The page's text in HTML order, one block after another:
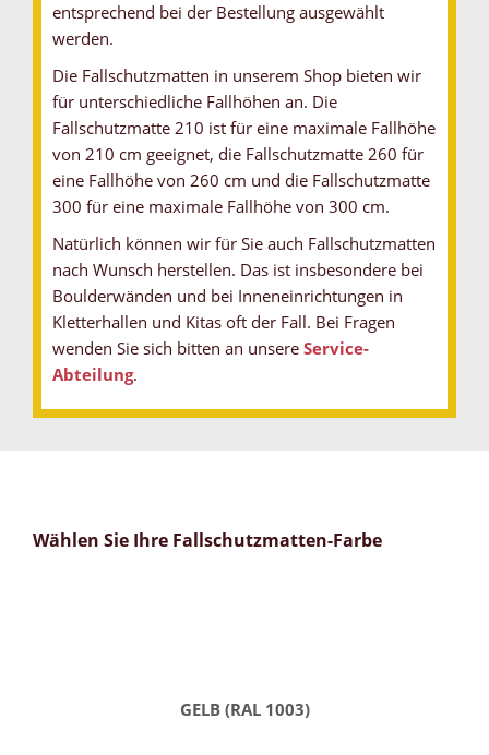
entsprechend bei der Bestellung ausgewählt
werden.
Die Fallschutzmatten in unserem Shop bieten wir
für unterschiedliche Fallhöhen an. Die
Fallschutzmatte 210 ist für eine maximale Fallhöhe
von 210 cm geeignet, die Fallschutzmatte 260 für
eine Fallhöhe von 260 cm und die Fallschutzmatte
300 für eine maximale Fallhöhe von 300 cm.
Natürlich können wir für Sie auch Fallschutzmatten
nach Wunsch herstellen. Das ist insbesondere bei
Boulderwänden und bei Inneneinrichtungen in
Kletterhallen und Kitas oft der Fall. Bei Fragen
wenden Sie sich bitten an unsere Service-
Abteilung.
Wählen Sie Ihre Fallschutzmatten-Farbe
GELB (RAL 1003)